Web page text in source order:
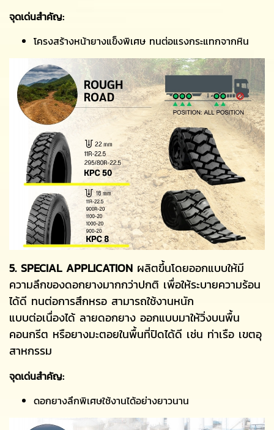
จุดเด่นสำคัญ:
โครงสร้างหน้ายางแข็งพิเศษ ทนต่อแรงกระแทกจากหิน
5. SPECIAL APPLICATION ผลิตขึ้นโดยออกแบบให้มี
ความลึกของดอกยางมากกว่าปกติ เพื่อให้ระบายความร้อน
ได้ดี ทนต่อการสึกหรอ สามารถใช้งานหนัก
แบบต่อเนื่องได้ ลายดอกยาง ออกแบบมาให้วิ่งบนพื้น
คอนกรีต หรือยางมะตอยในพื้นที่ปิดได้ดี เช่น ท่าเรือ เขตอุ
สาหกรรม
จุดเด่นสำคัญ:
ดอกยางลึกพิเศษใช้งานได้อย่างยาวนาน